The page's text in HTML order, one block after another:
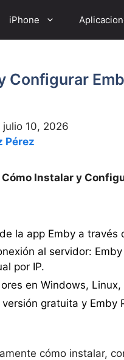
iPhone
Configurar
julio 10, 2026
Pérez
Cómo Instalar y
la app Emby a través
al servidor:
por IP.
en Windows, Linux,
gratuita y
cómo instalar,